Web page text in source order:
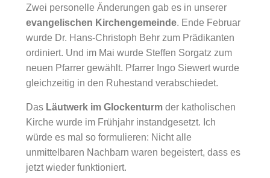
Zwei personelle Änderungen gab es in unserer
evangelischen Kirchengemeinde. Ende Februar
wurde Dr. Hans-Christoph Behr zum Prädikanten
ordiniert. Und im Mai wurde Steffen Sorgatz zum
neuen Pfarrer gewählt. Pfarrer Ingo Siewert wurde
gleichzeitig in den Ruhestand verabschiedet.
Das Läutwerk im Glockenturm der katholischen
Kirche wurde im Frühjahr instandgesetzt. Ich
würde es mal so formulieren: Nicht alle
unmittelbaren Nachbarn waren begeistert, dass es
jetzt wieder funktioniert.